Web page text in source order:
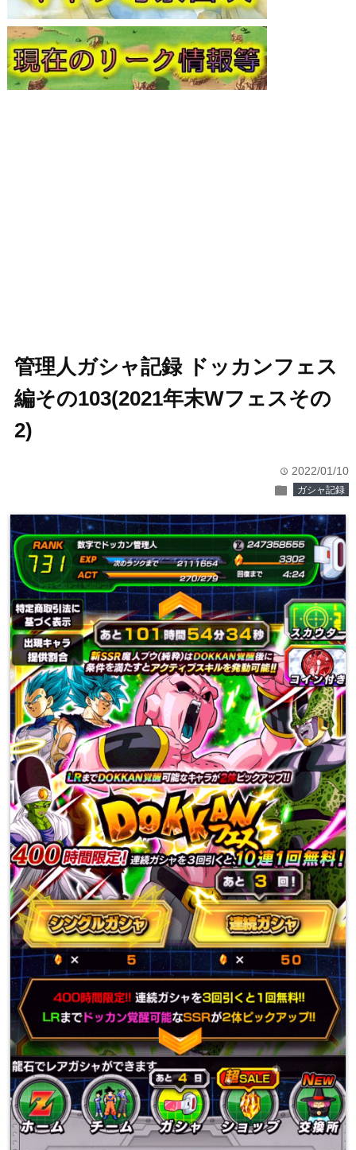
管理人ガシャ記録 ドッカンフェス
編その103(2021年末Wフェスその
2)
time 2022/01/10
folder ガシャ記録